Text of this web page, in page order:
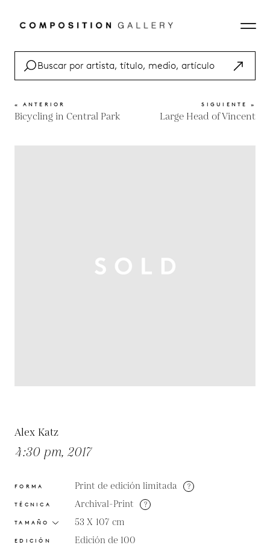
« ANTERIOR
Bicycling in Central Park
SIGUIENTE »
Large Head of Vincent
Alex Katz
4:30 pm, 2017
FORMA Print de edición limitada ?
TÉCNICA Archival-Print ?
TAMAÑO 53 X 107 cm
EDICIÓN Edición de 100